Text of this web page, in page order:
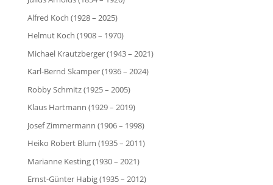
Alfred Koch (1928 – 2025)
Helmut Koch (1908 – 1970)
Michael Krautzberger (1943 – 2021)
Karl-Bernd Skamper (1936 – 2024)
Robby Schmitz (1925 – 2005)
Klaus Hartmann (1929 – 2019)
Josef Zimmermann (1906 – 1998)
Heiko Robert Blum (1935 – 2011)
Marianne Kesting (1930 – 2021)
Ernst-Günter Habig (1935 – 2012)